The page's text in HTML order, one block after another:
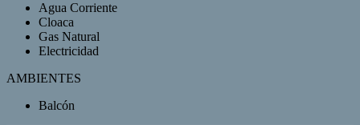
Agua Corriente
Cloaca
Gas Natural
Electricidad
AMBIENTES
Balcón